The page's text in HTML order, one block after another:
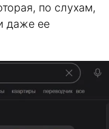
по слухам,
даже ее